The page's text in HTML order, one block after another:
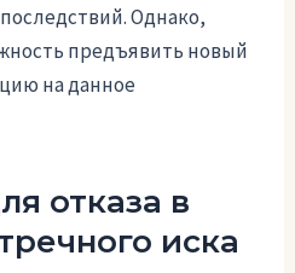
Однако,
предъявить новый
на данное
отказа в
иска